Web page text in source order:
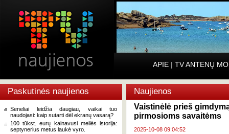
APIE | TV ANTENŲ
Paskutinės naujienos
Seneliai leidžia daugiau, vaikai tuo
naudojasi: kaip sutarti dėl ekranų vasarą?
100 tūkst. eurų kainavusi meilės istorija:
septynerius metus laukė vyro.
Naujienos
Vaistinėlė prieš
pirmosioms savaitėms
2025-10-08 09:04:52